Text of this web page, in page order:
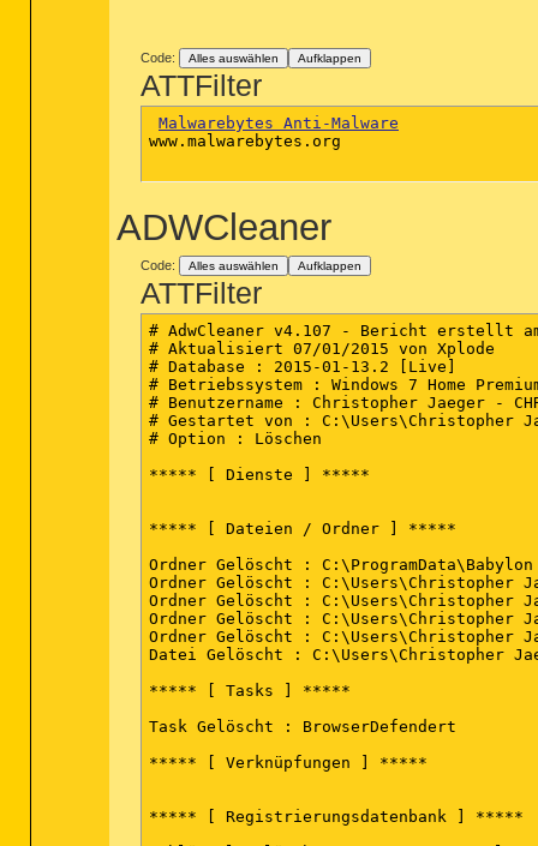
mDefault_Page_URL = about
mStart Page = about :blank
mLocal Page =
mSearch Page = about:blank
uInternet Settings,ProxyOverride =
IE: Add to Evernote 4.0 - c:\program
IE: Append Link Target to Existing PDF -
IE: Append to Existing PDF - c:\program
IE: Convert Link Target to Adobe PDF -
IE: Convert to Adobe PDF - c:\program
Trusted Zone: aeriagames.com
FF - ProfilePath - c:\users\Christopher
FF - prefs.js:
FF - prefs.js: keyword.URL - hxxps://
.
- - - - Entfernte verwaiste
.
Wow6432Node-HKCU-Run-IqubQikpa - (no
HKLM_Wow6432Node-ActiveSetup-
HKLM-Run-SynTPEnh - c:\program files
.
.
"ImagePath"="\"c:\program
Code: Alles auswählen Aufklappen
ATTFilter
Malwarebytes Anti-Malware
www.malwarebytes.org
ADWCleaner
Code: Alles auswählen Aufklappen
ATTFilter
# AdwCleaner v4.107 - Bericht erstellt
# Aktualisiert 07/01/2015 von Xplode
# Database : 2015-01-13.2 [Live]
# Betriebssystem : Windows 7 Home
# Benutzername : Christopher Jaeger -
# Gestartet von : C:\Users\Christopher
# Option : Löschen
***** [ Dienste ] *****
***** [ Dateien / Ordner ] *****
Ordner Gelöscht : C:\ProgramData\Babylon
Ordner Gelöscht : C:\Users\Christopher
Ordner Gelöscht : C:\Users\Christopher
Ordner Gelöscht : C:\Users\Christopher
Ordner Gelöscht : C:\Users\Christopher
Datei Gelöscht : C:\Users\Christopher
***** [ Tasks ] *****
Task Gelöscht : BrowserDefendert
***** [ Verknüpfungen ] *****
***** [ Registrierungsdatenbank ] *****